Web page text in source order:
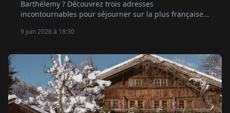
Barthélemy ? Découvrez trois adresses
incontournables pour séjourner sur la plus française
9 juin 2026 à 18:30